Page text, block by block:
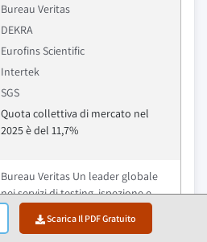
Scarica Il PDF Gratuito
Bureau Veritas
DEKRA
Eurofins Scientific
Intertek
SGS
Quota collettiva di mercato nel
2025 è del 11,7%
Bureau Veritas Un leader globale
nei servizi di testing, ispezione e
certificazione che fornisce soluzioni
di qualità, sicurezza e conformità